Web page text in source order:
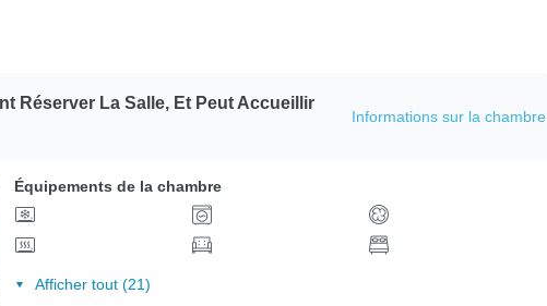
Réserver La Salle, Et Peut Accueillir
Informations sur la chambre
Équipements de la chambre
Afficher tout (21)